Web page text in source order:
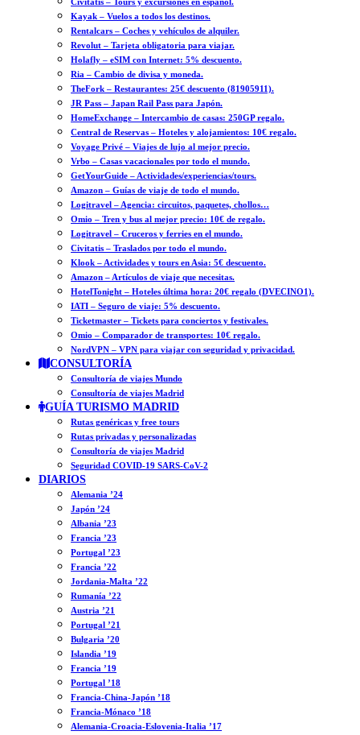
Kayak – Vuelos a todos los destinos.
Rentalcars – Coches y vehículos de alquiler.
Revolut – Tarjeta obligatoria para viajar.
Holafly – eSIM con Internet: 5% descuento.
Ria – Cambio de divisa y moneda.
TheFork – Restaurantes: 25€ descuento (81905911).
JR Pass – Japan Rail Pass para Japón.
HomeExchange – Intercambio de casas: 250GP regalo.
Central de Reservas – Hoteles y alojamientos: 10€ regalo.
Voyage Privé – Viajes de lujo al mejor precio.
Vrbo – Casas vacacionales por todo el mundo.
GetYourGuide – Actividades/experiencias/tours.
Amazon – Guías de viaje de todo el mundo.
Logitravel – Agencia: circuitos, paquetes, chollos…
Omio – Tren y bus al mejor precio: 10€ de regalo.
Logitravel – Cruceros y ferries en el mundo.
Civitatis – Traslados por todo el mundo.
Klook – Actividades y tours en Asia: 5€ descuento.
Amazon – Artículos de viaje que necesitas.
HotelTonight – Hoteles última hora: 20€ regalo (DVECINO1).
IATI – Seguro de viaje: 5% descuento.
Ticketmaster – Tickets para conciertos y festivales.
Omio – Comparador de transportes: 10€ regalo.
NordVPN – VPN para viajar con seguridad y privacidad.
CONSULTORÍA
Consultoría de viajes Mundo
Consultoría de viajes Madrid
GUÍA TURISMO MADRID
Rutas genéricas y free tours
Rutas privadas y personalizadas
Consultoría de viajes Madrid
Seguridad COVID-19 SARS-CoV-2
DIARIOS
Alemania ’24
Japón ’24
Albania ’23
Francia ’23
Portugal ’23
Francia ’22
Jordania-Malta ’22
Rumanía ’22
Austria ’21
Portugal ’21
Bulgaria ’20
Islandia ’19
Francia ’19
Portugal ’18
Francia-China-Japón ’18
Francia-Mónaco ’18
Alemania-Croacia-Eslovenia-Italia ’17